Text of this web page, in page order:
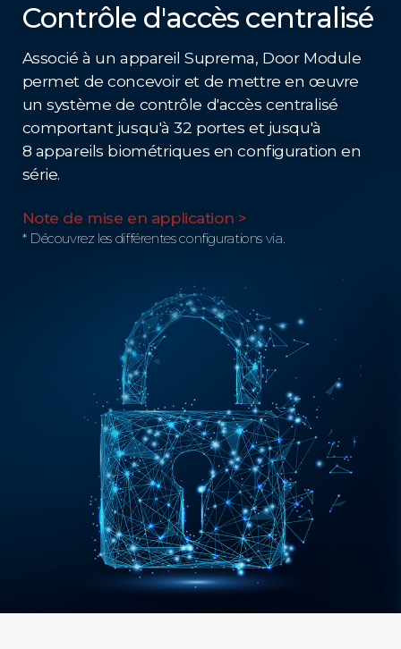
Contrôle d'accès centralisé
Associé à un appareil Suprema, Door Module
permet de concevoir et de mettre en œuvre
un système de contrôle d'accès centralisé
comportant jusqu'à 32 portes et jusqu'à
8 appareils biométriques en configuration en
série.
Note de mise en application >
* Découvrez les différentes configurations via.